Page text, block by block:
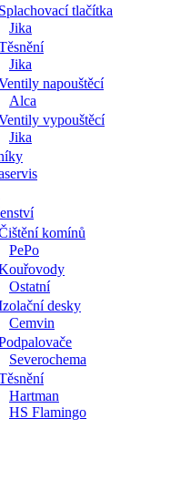
Splachovací tlačítka
Jika
Jika
napouštěcí
Alca
vypouštěcí
Jika
komínů
PePo
Ostatní
desky
Cemvin
Severochema
Hartman
HS Flamingo